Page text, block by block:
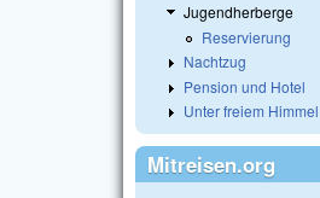
Jugendherberge
Reservierung
Nachtzug
Pension und Hotel
Unter freiem Himmel
Mitreisen.org